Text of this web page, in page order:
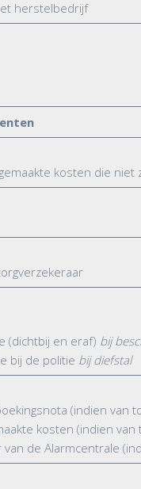
herstelbedrijf
kosten die niet
(dichtbij en eraf) bij
bij de politie bij diefstal
(indien van
kosten (indien van
de Alarmcentrale